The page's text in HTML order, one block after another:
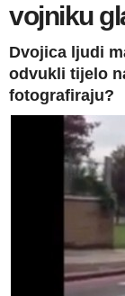
vojniku
Dvojica ljudi
odvukli tijelo
fotografiraju?